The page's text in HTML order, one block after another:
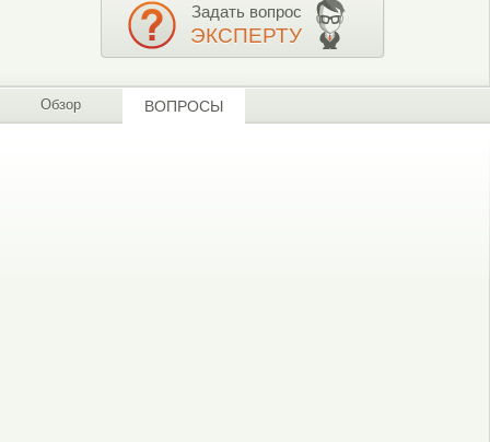
Задать вопрос
ЭКСПЕРТУ
Обзор ВОПРОСЫ